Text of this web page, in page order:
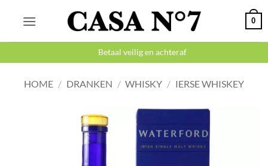
0
Betaal veilig en achteraf
HOME / DRANKEN / WHISKY / IERSE WHISKEY